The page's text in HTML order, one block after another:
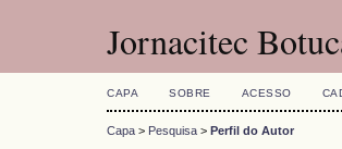
Jornacitec
CAPA SOBRE ACESSO
Capa > Pesquisa > Perfil do Autor